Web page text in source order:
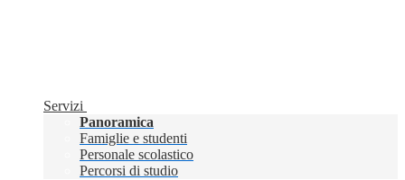
Servizi
Panoramica
Famiglie e studenti
Personale scolastico
Percorsi di studio